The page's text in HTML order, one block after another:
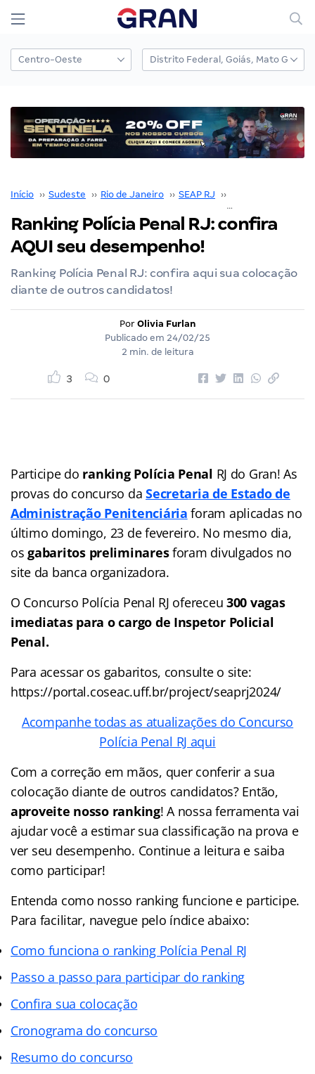
Início ›› Sudeste ›› Rio de Janeiro ›› SEAP RJ ››
Ranking Polícia Penal RJ: confira
AQUI seu desempenho!
Ranking Polícia Penal RJ: confira aqui sua colocação
diante de outros candidatos!
Por Olivia Furlan
Publicado em 24/02/25
2 min. de leitura
3 0
Participe do ranking Polícia Penal RJ do Gran! As
provas do concurso daSecretaria de Estado de
Administração Penitenciária foram aplicadas no
último domingo, 23 de fevereiro. No mesmo dia,
osgabaritos preliminaresforam divulgados no
site da banca organizadora.
O Concurso Polícia Penal RJ ofereceu 300 vagas
imediatas para o cargo de Inspetor Policial
Penal.
Para acessar os gabaritos, consulte o site:
https://portal.coseac.uff.br/project/seaprj2024/
Acompanhe todas as atualizações do Concurso
Polícia Penal RJ aqui
Com a correção em mãos, quer conferir a sua
colocação diante de outros candidatos? Então,
aproveite nosso ranking! A nossa ferramenta vai
ajudar você a estimar sua classificação na prova e
ver seu desempenho. Continue a leitura e saiba
como participar!
Entenda como nosso ranking funcione e participe.
Para facilitar, navegue pelo índice abaixo:
Como funciona o ranking Polícia Penal RJ
Passo a passo para participar do ranking
Confira sua colocação
Cronograma do concurso
Resumo do concurso